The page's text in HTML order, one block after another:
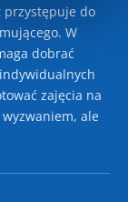
przystępuje do
W
dobrać
zajęcia na
wyzwaniem, ale